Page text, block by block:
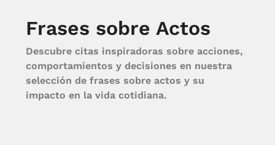
Frases sobre Actos
Descubre citas inspiradoras sobre acciones,
comportamientos y decisiones en nuestra
selección de frases sobre actos y su
impacto en la vida cotidiana.